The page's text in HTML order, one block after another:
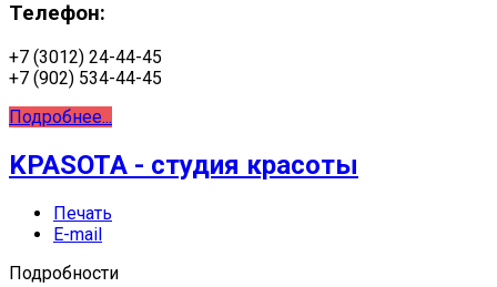
Телефон:
+7 (3012) 24-44-45
+7 (902) 534-44-45
Подробнее...
KPASOTA - студия красоты
Печать
E-mail
Подробности